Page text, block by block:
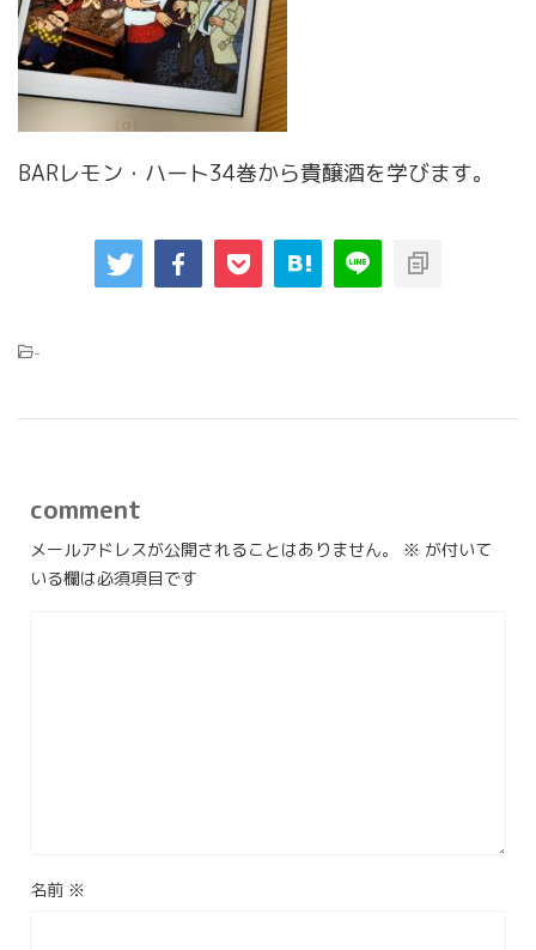
BARレモン・ハート34巻から貴醸酒を学びます。
-
comment
メールアドレスが公開されることはありません。 ※ が付いて
いる欄は必須項目です
名前 ※